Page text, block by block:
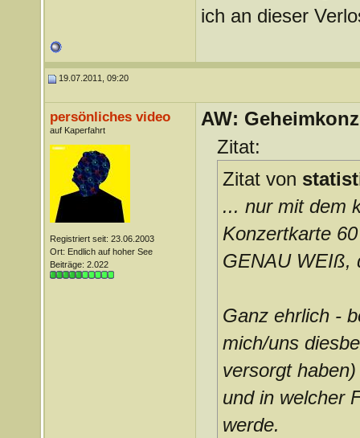
ich an dieser
19.07.2011, 09:20
persönliches video
auf Kaperfahrt
Registriert seit: 23.06.2003
Ort: Endlich auf hoher See
Beiträge: 2.022
AW:
Zitat:
Zitat von
... nur mit dem
Konzertkarte
GENAU WEIß,
Ganz ehrlich -
mich/uns
versorgt
und in welcher
werde.